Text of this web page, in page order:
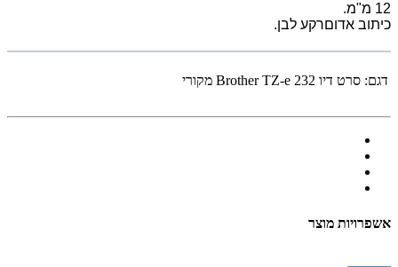
12 מ"מ.
כיתוב אדוםרקע לבן.
דגם: ‏סרט דיו Brother TZ-e 232 מקורי
אשפרויות מוצר